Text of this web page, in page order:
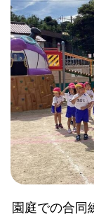
園庭での合同